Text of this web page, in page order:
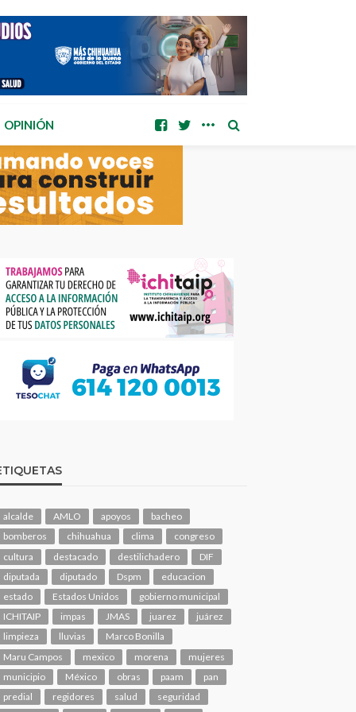
OPINIÓN
alcalde AMLO apoyos
bacheo
bomberos
chihuahua clima
congreso
cultura
destacado destilichadero
DIF
diputada
diputado Dspm
educacion
estado
Estados Unidos
gobierno municipal
ICHITAIP
impas JMAS juarez
juárez
limpieza
lluvias
Marco Bonilla
Maru Campos
mexico morena
mujeres
municipio
México obras paam
pan
predial
regidores salud
seguridad